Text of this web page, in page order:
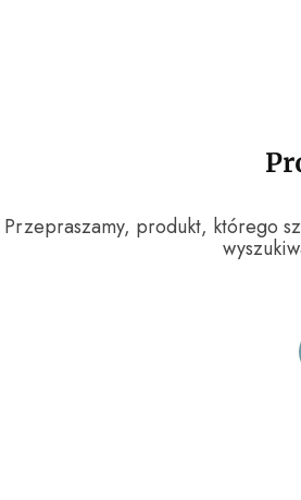
Przepraszamy, produkt, którego